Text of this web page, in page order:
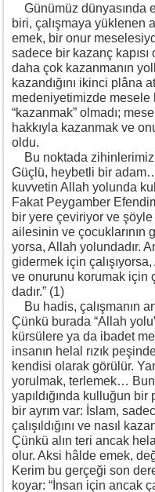
Günümüz dünyasında
biri, çalışmaya yüklenen
emek, bir onur
sadece bir kazanç
daha çok kazanmanın
kazandığını ikinci plâna
medeniyetimizde
“kazanmak” olmadı;
hakkıyla kazanmak ve
oldu.
Bu noktada zihinlerimizi
Güçlü, heybetli bir
kuvvetin Allah yolunda
Fakat Peygamber
bir yere çeviriyor ve
ailesinin ve çocuklarının
yorsa, Allah yolundadır.
gidermek için
ve onurunu korumak için
dadır.” (1)
Bu hadis, çalışmanın
Çünkü burada “Allah
kürsülere ya da ibadet
insanın helal rızık
kendisi olarak görülür.
yorulmak, terlemek…
yapıldığında kulluğun bir
bir ayrım var: İslam,
çalışıldığını ve nasıl
Çünkü alın teri ancak
olur. Aksi hâlde emek,
Kerim bu gerçeği son
koyar: “İnsan için ancak